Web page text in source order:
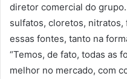
diretor comercial do
sulfatos, cloretos,
essas fontes, tanto na
“Temos, de fato, todas as
melhor no mercado, com